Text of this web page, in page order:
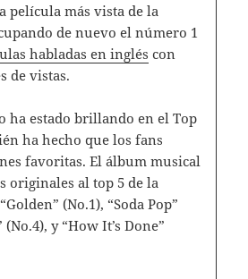
película más vista de la
de nuevo el número 1
habladas en inglés con
de vistas.
ha estado brillando en el Top
ha hecho que los fans
favoritas. El álbum musical
originales al top 5 de la
(No.1), “Soda Pop”
y “How It’s Done”